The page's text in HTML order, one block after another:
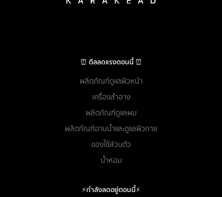
⏰ ดีลลดแรงตอนนี้ ⏰
ผลิตภัณฑ์ดูแลผิวหน้า
เครื่องสำอาง
ผลิตภัณฑ์ดูแลผม
ผลิตภัณฑ์อาบน้ำและดูแลผิวกาย
ของใช้ส่วนตัว
น้ำหอม
⚡กำลังลดอยู่ตอนนี้⚡